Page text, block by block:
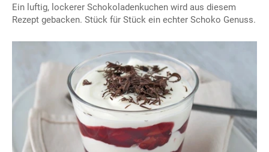
Ein luftig, lockerer Schokoladenkuchen wird aus diesem
Rezept gebacken. Stück für Stück ein echter Schoko Genuss.